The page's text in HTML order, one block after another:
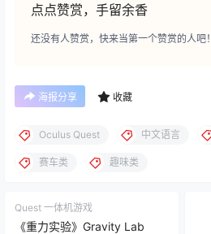
点点赞赏，手留余香
还没有人赞赏，快来当第一个赞赏的人吧！
海报分享 收藏
Oculus Quest 中文语言
赛车类 趣味类
Quest 一体机游戏
《重力实验》Gravity Lab